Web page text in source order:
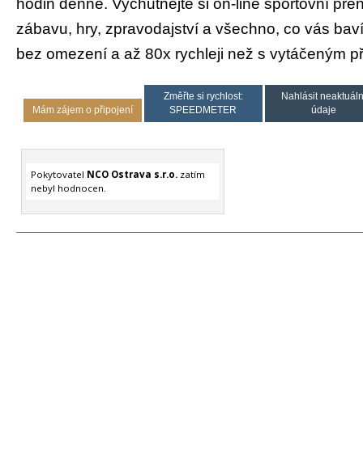
hodin denně. Vychutnejte si on-line sportovní
zábavu, hry, zpravodajství a všechno, co vás
bez omezení a až 80x rychleji než s vytáčeným
Mám zájem o připojení
Změřte si rychlost:
SPEEDMETER
Nahlásit
údaje
Pokytovatel NCO Ostrava s.r.o.zatím
nebyl hodnocen.